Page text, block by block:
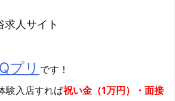
求人サイト
Qプリ です！
験入店すれば祝い金（1万円）・面接